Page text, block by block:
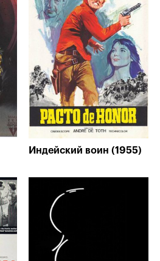
Индейский воин (1955)